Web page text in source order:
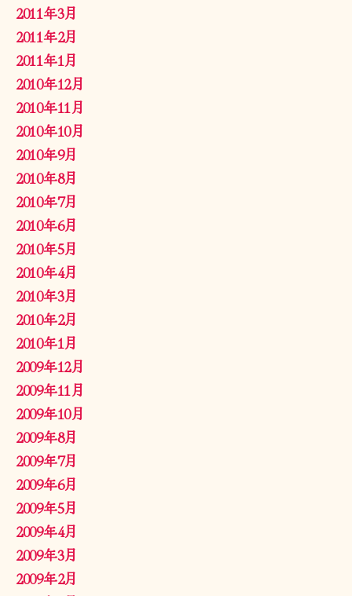
2011年3月
2011年2月
2011年1月
2010年12月
2010年11月
2010年10月
2010年9月
2010年8月
2010年7月
2010年6月
2010年5月
2010年4月
2010年3月
2010年2月
2010年1月
2009年12月
2009年11月
2009年10月
2009年8月
2009年7月
2009年6月
2009年5月
2009年4月
2009年3月
2009年2月